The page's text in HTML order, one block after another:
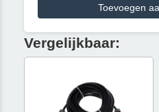
Toevoegen
Vergelijkbaar: